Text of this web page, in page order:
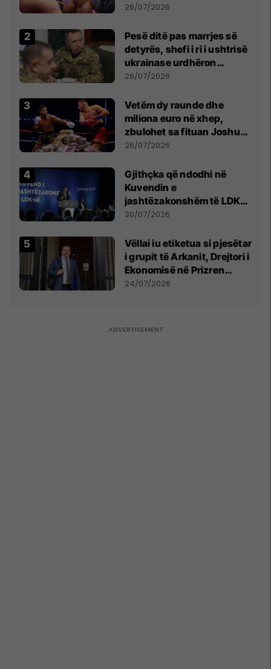
26/07/2026
Pesë ditë pas marrjes së
detyrës, shefi i ri i ushtrisë
ukrainase urdhëron
kontroll të madh
26/07/2026
Vetëm dy raunde dhe
miliona euro në xhep,
zbulohet sa fituan Joshua
e Prenga
26/07/2026
Gjithçka që ndodhi në
Kuvendin e
jashtëzakonshëm të LDK-
së
30/07/2026
Vëllai iu etiketua si pjesëtar
i grupit të Arkanit, Drejtori i
Ekonomisë në Prizren
mohon pretendimet
24/07/2026